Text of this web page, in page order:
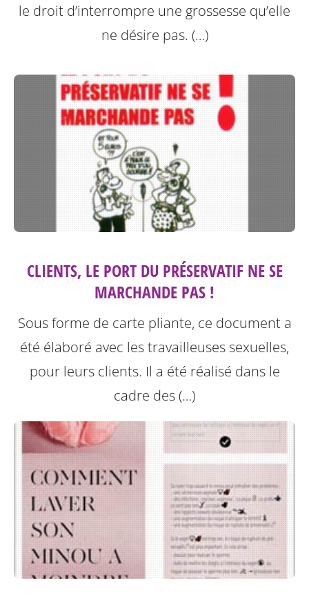
le droit d’interrompre une grossesse qu’elle
ne désire pas. (…)
CLIENTS, LE PORT DU PRÉSERVATIF NE SE
MARCHANDE PAS !
Sous forme de carte pliante, ce document a
été élaboré avec les travailleuses sexuelles,
pour leurs clients. Il a été réalisé dans le
cadre des (…)